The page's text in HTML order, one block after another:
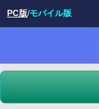
PC版/モバイル版